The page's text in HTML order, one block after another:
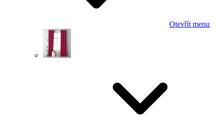
Otevřít menu